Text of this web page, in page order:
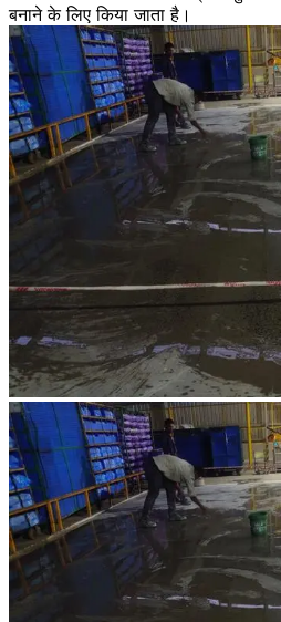
बनाने के लिए किया जाता है।